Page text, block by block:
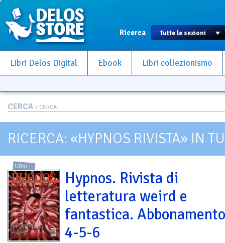
Ricerca
Libri Delos Digital Ebook Libri collezionismo
CERCA > CERCA
RICERCA: «HYPNOS RIVISTA» IN
LIBRI
Hypnos. Rivista di
letteratura weird e
fantastica.
4-5-6